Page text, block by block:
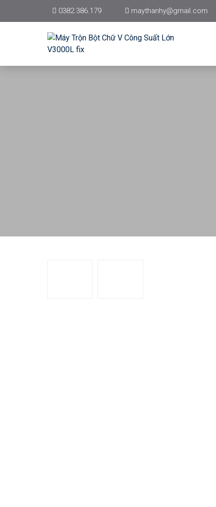
0382.386.179 maythanhy@gmail.com